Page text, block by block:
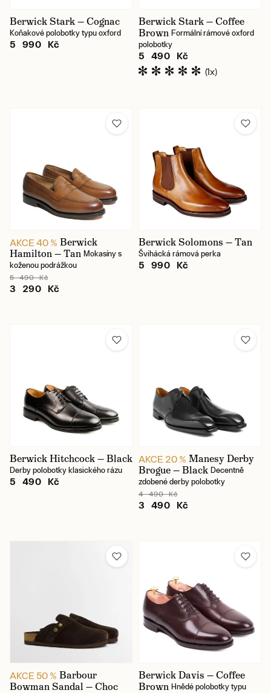
Berwick Stark — Cognac
Koňakové polobotky typu oxford
5 990 Kč
Berwick Stark — Coffee
Brown Formální rámové oxford
polobotky
5 490 Kč
(1x)
AKCE 40 % Berwick
Hamilton — Tan Mokasíny s
koženou podrážkou
5 490 Kč
3 290 Kč
Berwick Solomons — Tan
Švihácká rámová perka
5 990 Kč
Berwick Hitchcock — Black
Derby polobotky klasického rázu
5 490 Kč
AKCE 20 % Manesy Derby
Brogue — Black Decentně
zdobené derby polobotky
4 490 Kč
3 490 Kč
AKCE 50 % Barbour
Bowman Sandal — Choc
Berwick Davis — Coffee
Brown Hnědé polobotky typu